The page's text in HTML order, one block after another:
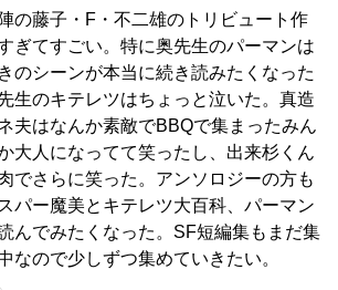
の藤子・F・不二雄のトリビュート作
ぎてすごい。特に奥先生のパーマンは
のシーンが本当に続き読みたくなった
生のキテレツはちょっと泣いた。真造
夫はなんか素敵でBBQで集まったみん
大人になってて笑ったし、出来杉くん
でさらに笑った。アンソロジーの方も
パー魔美とキテレツ大百科、パーマン
んでみたくなった。SF短編集もまだ集
なので少しずつ集めていきたい。